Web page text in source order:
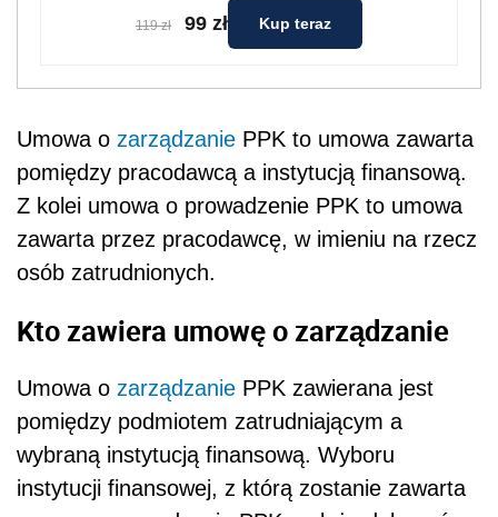
119 zł 99 zł Kup teraz
Umowa o zarządzanie PPK to umowa zawarta
pomiędzy pracodawcą a instytucją finansową.
Z kolei umowa o prowadzenie PPK to umowa
zawarta przez pracodawcę, w imieniu na rzecz
osób zatrudnionych.
Kto zawiera umowę o zarządzanie
Umowa o zarządzanie PPK zawierana jest
pomiędzy podmiotem zatrudniającym a
wybraną instytucją finansową. Wyboru
instytucji finansowej, z którą zostanie zawarta